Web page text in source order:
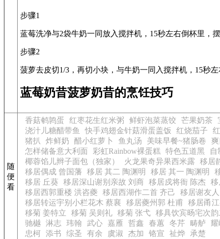
步骤1
蓝莓洗净与2袋牛奶一同放入搅拌机，15秒左右倒杯里，
步骤2
菠萝去皮切1/3，再切小块，与牛奶一同入搅拌机，15秒
蓝莓奶昔菠萝奶昔的烹饪技巧
随
便
看
香菇鹌鹑蛋 红枣花生红米粥 鲜虾泡菜蒸饺 芒果奶茶
浇汁儿糖醋带鱼
快手鸡翅金针菇滑蛋盖饭 红烧茄子
猪扒
炸鲜奶 醋小红萝卜 鱼丸汤 美味早餐~猪肠卷
怎样储备意大利面
彩虹Rainbow裸蛋糕 特色五道黑
自
椰蓉馅儿辫子面包（独家）
火龙果奇异果西米露
移居
移居偶成 曾国藩
移居 其二 陶渊明 移居 其一 陶渊明
移居 丘葵
移居深山谢别亲故 刘商 移居戍将衙 陈杰 移
移居西郭重楼 洪咨夔
移居西湖作二首 齐己
移居谢友
移居转运宇别小栏花木 蔡襄
移居夔州郭 杜甫 移居甬
移菊 姜特立
移菊 吴则礼 移菊 张弋
移具饮宾旸宅次
驰樾 淋志 玮翰 武心 嘉雁 哲鑫 春蕙 冬芹 畴舻
忠柯 添书 综圣 有余 虞淑 杰加 铬宣 祉烨 承楚